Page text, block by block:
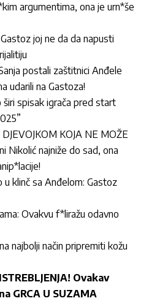
argumentima, ona je urn*še
joj ne da da napusti
postali zaštitnici Anđele
udarili na Gastoza!
spisak igrača pred start
KOJA NE MOŽE
Nikolić najniže do sad, ona
u klinč sa Anđelom: Gastoz
Ovakvu f*liražu odavno
najbolji način pripremiti kožu
Ovakav
GRCA U SUZAMA